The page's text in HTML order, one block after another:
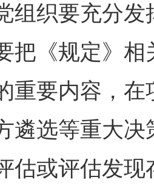
织要充分发
把《规定》
重要内容，
遴选等重大
估或评估发